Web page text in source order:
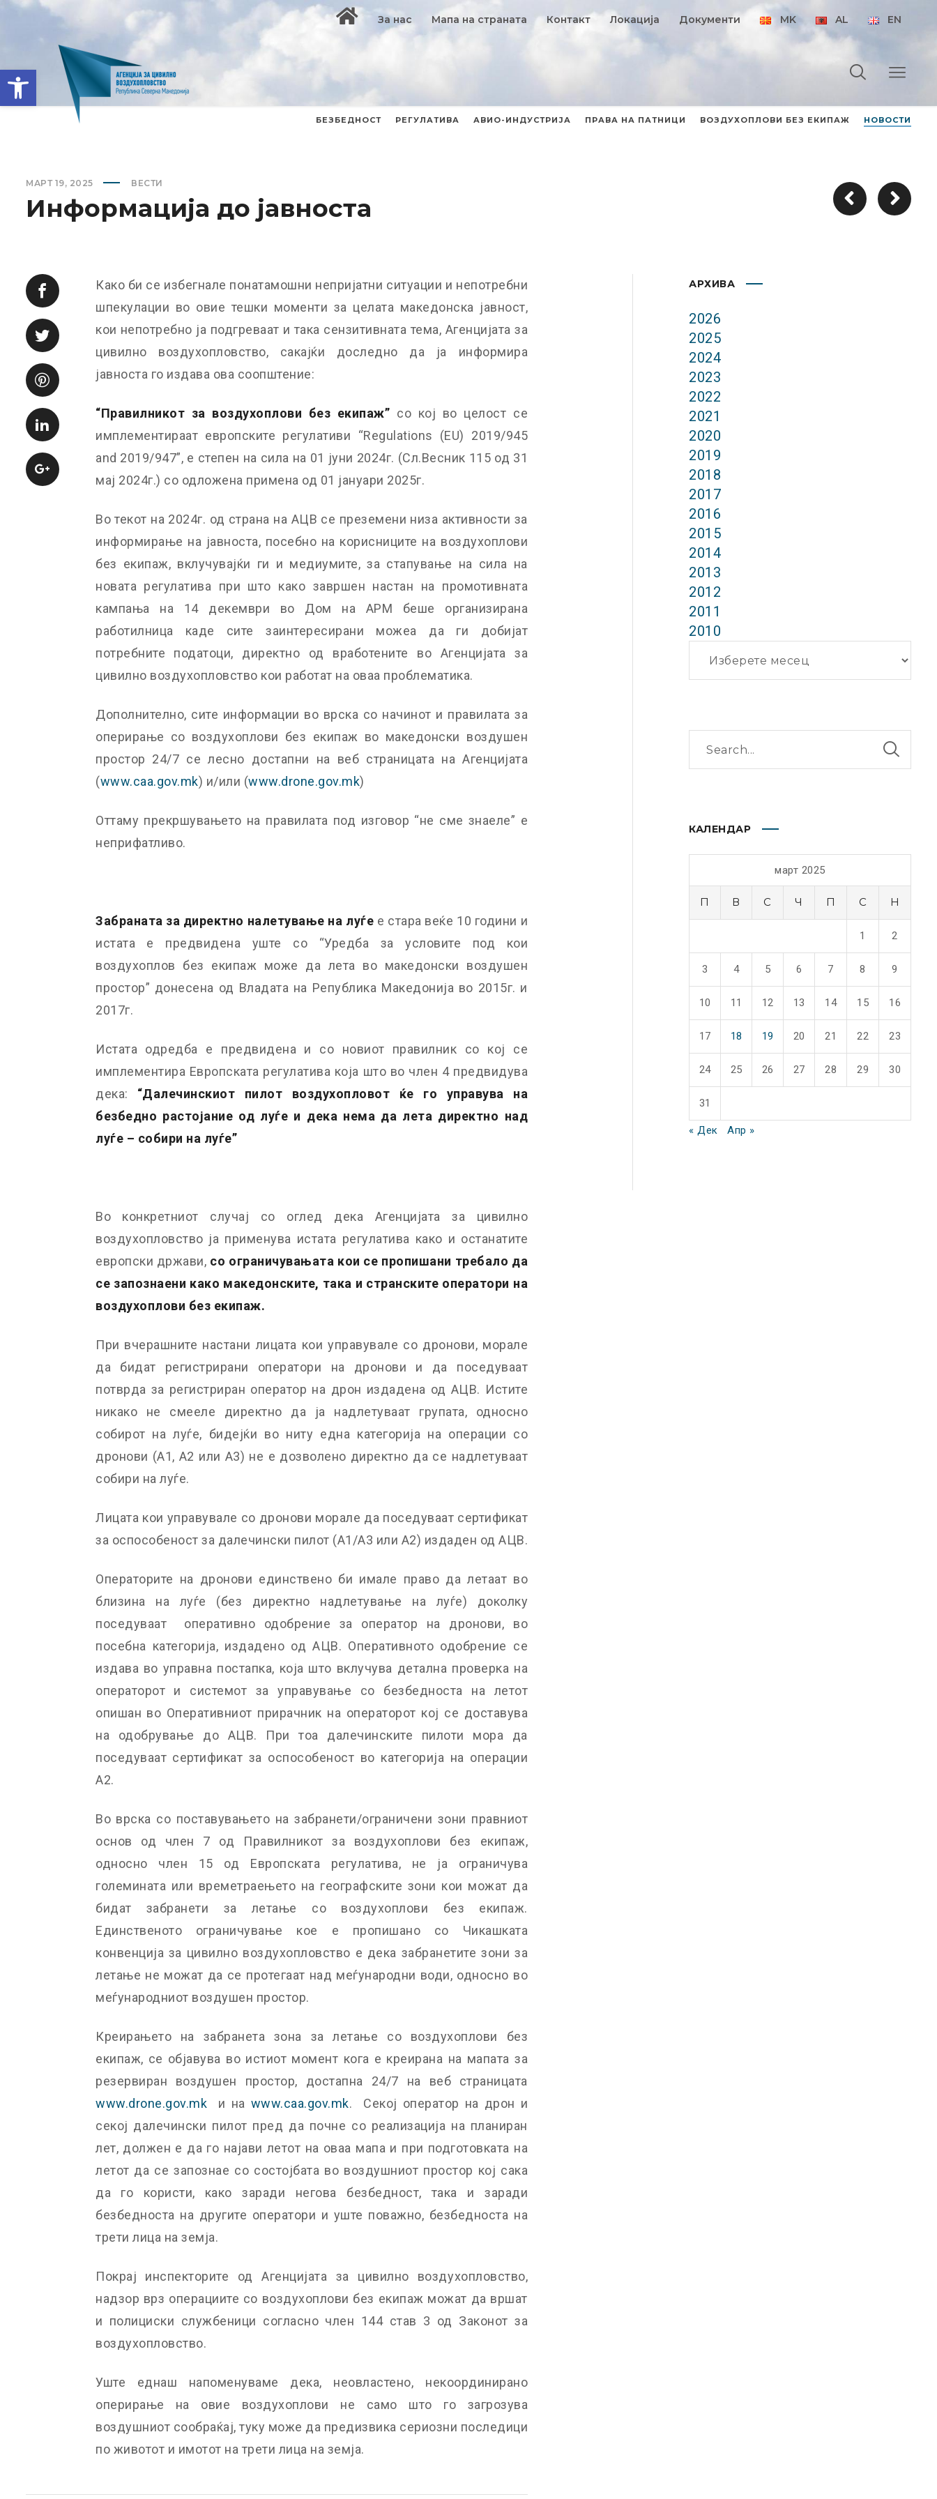
Open toolbar
За нас Мапа на страната Контакт Локација Документи MK AL EN
БЕЗБЕДНОСТ РЕГУЛАТИВА АВИО-ИНДУСТРИЈА ПРАВА НА ПАТНИЦИ ВОЗДУХОПЛОВИ БЕЗ ЕКИПАЖ НОВОСТИ
МАРТ 19, 2025 ВЕСТИ
Информација до јавноста
Како би се избегнале понатамошни непријатни ситуации и непотребни
шпекулации во овие тешки моменти за целата македонска јавност,
кои непотребно ја подгреваат и така сензитивната тема, Агенцијата за
цивилно воздухопловство, сакајќи доследно да ја информира
јавноста го издава ова соопштение:
“Правилникот за воздухоплови без екипаж” со кој во целост се
имплементираат европските регулативи “Regulations (EU) 2019/945
and 2019/947”, е степен на сила на 01 јуни 2024г. (Сл.Весник 115 од 31
мај 2024г.) со одложена примена од 01 јануари 2025г.
Во текот на 2024г. од страна на АЦВ се преземени низа активности за
информирање на јавноста, посебно на корисниците на воздухоплови
без екипаж, вклучувајќи ги и медиумите, за стапување на сила на
новата регулатива при што како завршен настан на промотивната
кампања на 14 декември во Дом на АРМ беше организирана
работилница каде сите заинтересирани можеа да ги добијат
потребните податоци, директно од вработените во Агенцијата за
цивилно воздухопловство кои работат на оваа проблематика.
Дополнително, сите информации во врска со начинот и правилата за
оперирање со воздухоплови без екипаж во македонски воздушен
простор 24/7 се лесно достапни на веб страницата на Агенцијата
(www.caa.gov.mk) и/или (www.drone.gov.mk)
Оттаму прекршувањето на правилата под изговор “не сме знаеле” е
неприфатливо.
Забраната за директно налетување на луѓе е стара веќе 10 години и
истата е предвидена уште со “Уредба за условите под кои
воздухоплов без екипаж може да лета во македонски воздушен
простор” донесена од Владата на Република Македонија во 2015г. и
2017г.
Истата одредба е предвидена и со новиот правилник со кој се
имплементира Европската регулатива која што во член 4 предвидува
дека: “Далечинскиот пилот воздухопловот ќе го управува на
безбедно растојание од луѓе и дека нема да лета директно над
луѓе – собири на луѓе”
Во конкретниот случај со оглед дека Агенцијата за цивилно
воздухопловство ја применува истата регулатива како и останатите
европски држави, со ограничувањата кои се пропишани требало да
се запознаени како македонските, така и странските оператори на
воздухоплови без екипаж.
При вчерашните настани лицата кои управувале со дронови, морале
да бидат регистрирани оператори на дронови и да поседуваат
потврда за регистриран оператор на дрон издадена од АЦВ. Истите
никако не смееле директно да ја надлетуваат групата, односно
собирот на луѓе, бидејќи во ниту една категорија на операции со
дронови (А1, А2 или А3) не е дозволено директно да се надлетуваат
собири на луѓе.
Лицата кои управувале со дронови морале да поседуваат сертификат
за оспособеност за далечински пилот (А1/А3 или А2) издаден од АЦВ.
Операторите на дронови единствено би имале право да летаат во
близина на луѓе (без директно надлетување на луѓе) доколку
поседуваат оперативно одобрение за оператор на дронови, во
посебна категорија, издадено од АЦВ. Оперативното одобрение се
издава во управна постапка, која што вклучува детална проверка на
операторот и системот за управување со безбедноста на летот
опишан во Оперативниот прирачник на операторот кој се доставува
на одобрување до АЦВ. При тоа далечинските пилоти мора да
поседуваат сертификат за оспособеност во категорија на операции
А2.
Во врска со поставувањето на забранети/ограничени зони правниот
основ од член 7 од Правилникот за воздухоплови без екипаж,
односно член 15 од Европската регулатива, не ја ограничува
големината или времетраењето на географските зони кои можат да
бидат забранети за летање со воздухоплови без екипаж.
Единственото ограничување кое е пропишано со Чикашката
конвенција за цивилно воздухопловство е дека забранетите зони за
летање не можат да се протегаат над меѓународни води, односно во
меѓународниот воздушен простор.
Креирањето на забранета зона за летање со воздухоплови без
екипаж, се објавува во истиот момент кога е креирана на мапата за
резервиран воздушен простор, достапна 24/7 на веб страницата
www.drone.gov.mk и на www.caa.gov.mk. Секој оператор на дрон и
секој далечински пилот пред да почне со реализација на планиран
лет, должен е да го најави летот на оваа мапа и при подготовката на
летот да се запознае со состојбата во воздушниот простор кој сака
да го користи, како заради негова безбедност, така и заради
безбедноста на другите оператори и уште поважно, безбедноста на
трети лица на земја.
Покрај инспекторите од Агенцијата за цивилно воздухопловство,
надзор врз операциите со воздухоплови без екипаж можат да вршат
и полициски службеници согласно член 144 став 3 од Законот за
воздухопловство.
Уште еднаш напоменуваме дека, неовластено, некоординирано
оперирање на овие воздухоплови не само што го загрозува
воздушниот сообраќај, туку може да предизвика сериозни последици
по животот и имотот на трети лица на земја.
АРХИВА
2026
2025
2024
2023
2022
2021
2020
2019
2018
2017
2016
2015
2014
2013
2012
2011
2010
КАЛЕНДАР
март 2025
П В С Ч П С Н
1 2
3 4 5 6 7 8 9
10 11 12 13 14 15 16
17 18 19 20 21 22 23
24 25 26 27 28 29 30
31
« Дек Апр »